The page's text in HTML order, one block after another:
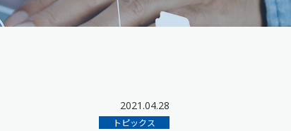
2021.04.28
トピックス